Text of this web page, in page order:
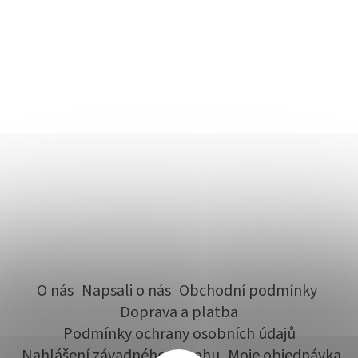
O nás Napsali o nás Obchodní podmínky
Doprava a platba
Podmínky ochrany osobních údajů